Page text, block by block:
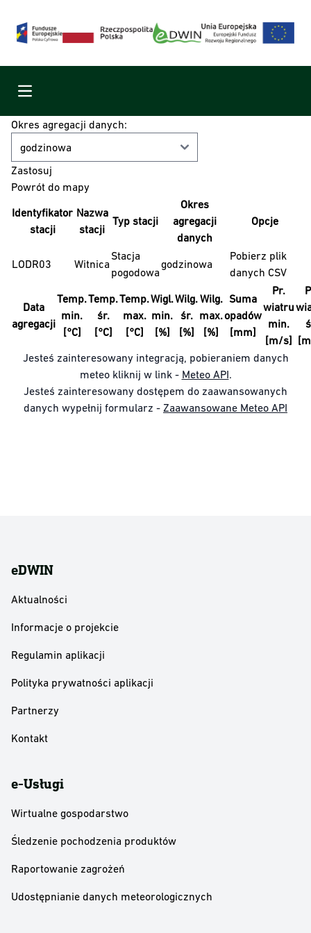
Menu
Okres agregacji danych:
Powrót do mapy
Identyfikator
stacji
Nazwa
stacji
Typ stacji
Okres
agregacji
danych
Opcje
LODR03 Witnica
Stacja
pogodowa
godzinowa
Pobierz plik
danych CSV
Data
agregacji
Temp.
min.
[°C]
Temp.
śr.
[°C]
Temp.
max.
[°C]
Wigl.
min.
[%]
Wilg.
śr.
[%]
Wilg.
max.
[%]
Suma
opadów
[mm]
Pr.
wiatru
min.
[m/s]
Jesteś zainteresowany integracją, pobieraniem danych
meteo kliknij w link - Meteo API.
Jesteś zainteresowany dostępem do zaawansowanych
danych wypełnij formularz - Zaawansowane Meteo API
eDWIN
Aktualności
Informacje o projekcie
Regulamin aplikacji
Polityka prywatności aplikacji
Partnerzy
Kontakt
e-Usługi
Wirtualne gospodarstwo
Śledzenie pochodzenia produktów
Raportowanie zagrożeń
Udostępnianie danych meteorologicznych